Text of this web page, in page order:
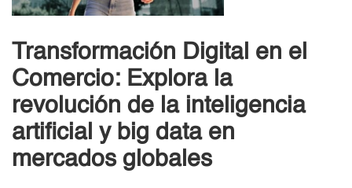
Transformación Digital en el
Comercio: Explora la
revolución de la inteligencia
artificial y big data en
mercados globales